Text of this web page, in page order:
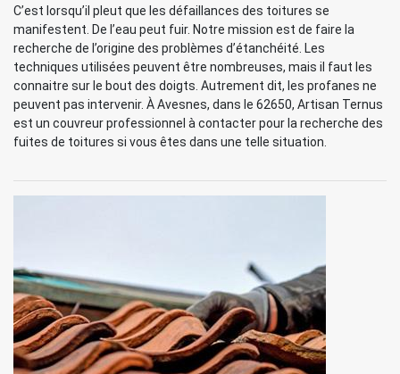
C’est lorsqu’il pleut que les défaillances des toitures se
manifestent. De l’eau peut fuir. Notre mission est de faire la
recherche de l’origine des problèmes d’étanchéité. Les
techniques utilisées peuvent être nombreuses, mais il faut les
connaitre sur le bout des doigts. Autrement dit, les profanes ne
peuvent pas intervenir. À Avesnes, dans le 62650, Artisan Ternus
est un couvreur professionnel à contacter pour la recherche des
fuites de toitures si vous êtes dans une telle situation.